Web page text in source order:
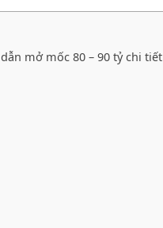
mở mốc 80 – 90 tỷ chi